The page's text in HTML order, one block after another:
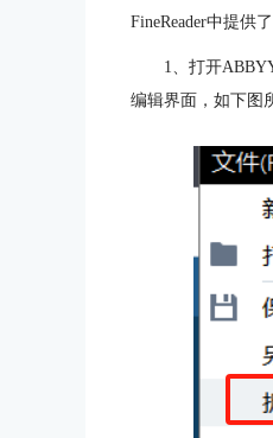
FineReader中提供
1、打开
编辑界面，如下图